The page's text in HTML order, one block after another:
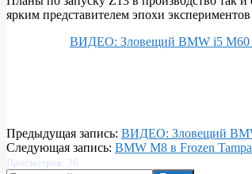
ярким представителем эпохи
ВИДЕО: Зловещий BMW i5 M60
2024-
03-
14
Предыдущая запись: ВИДЕО: Зловещий
Следующая запись: BMW M8 в Frozen
Просмотров: 36